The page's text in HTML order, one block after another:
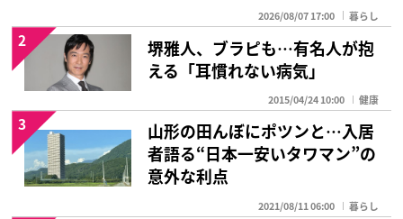
2026/08/07 17:00 暮らし
堺雅人、ブラピも…有名人が抱
える「耳慣れない病気」
2015/04/24 10:00 健康
2
山形の田んぼにポツンと…入居
者語る“日本一安いタワマン”の
意外な利点
2021/08/11 06:00 暮らし
3